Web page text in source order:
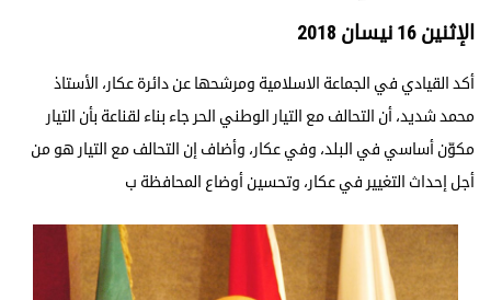
الإثنين 16 نيسان 2018
أكد القيادي في الجماعة الاسلامية ومرشحها عن دائرة عكار، الأستاذ
محمد شديد، أن التحالف مع التيار الوطني الحر جاء بناء لقناعة بأن التيار
مكوّن أساسي في البلد، وفي عكار، وأضاف إن التحالف مع التيار هو من
أجل إحداث التغيير في عكار، وتحسين أوضاع المحافظة ب